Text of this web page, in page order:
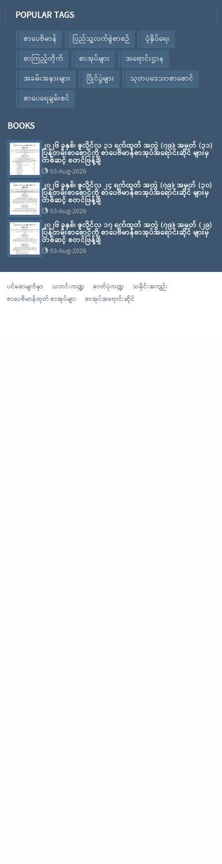
POPULAR TAGS
စာပေဗိမာန် ပြည်သူ့လက်စွဲစာစဉ်
ပုံနှိပ်ရေး
စာကြည့်တိုက်
စာအုပ်များ
အရောင်းဌာန
အခမ်းအနားများ
ပြိုင်ပွဲများ
သုတပဒေသာစာစောင်
စာပေရေချမ်းစင်
BOOKS
၂၀၂၆ ခုနှစ်၊ ဇူလိုင်လ ၃၁ ရက်ထုတ် အတွဲ (၇၉)၊ အမှတ် (၃၁)
ပြန်တမ်းစာစောင်ကို စာပေဗိမာန်စာအုပ်အရောင်းဆိုင် များမှ
တစ်ဆင့် စတင်ဖြန့်ချိ
03-Aug-2026
၂၀၂၆ ခုနှစ်၊ ဇူလိုင်လ ၂၄ ရက်ထုတ် အတွဲ (၇၉)၊ အမှတ် (၃၀)
ပြန်တမ်းစာစောင်ကို စာပေဗိမာန်စာအုပ်အရောင်းဆိုင် များမှ
တစ်ဆင့် စတင်ဖြန့်ချိ
03-Aug-2026
၂၀၂၆ ခုနှစ်၊ ဇူလိုင်လ ၁၇ ရက်ထုတ် အတွဲ (၇၉)၊ အမှတ် (၂၉)
ပြန်တမ်းစာစောင်ကို စာပေဗိမာန်စာအုပ်အရောင်းဆိုင် များမှ
တစ်ဆင့် စတင်ဖြန့်ချိ
03-Aug-2026
ပင်မစာမျက်နှာ သတင်းကဏ္ဍ ဓာတ်ပုံကဏ္ဍ
သမိုင်းအကျဉ်း
စာပေဗိမာန်ထုတ် စာအုပ်များ
စာအုပ်အရောင်းဆိုင်